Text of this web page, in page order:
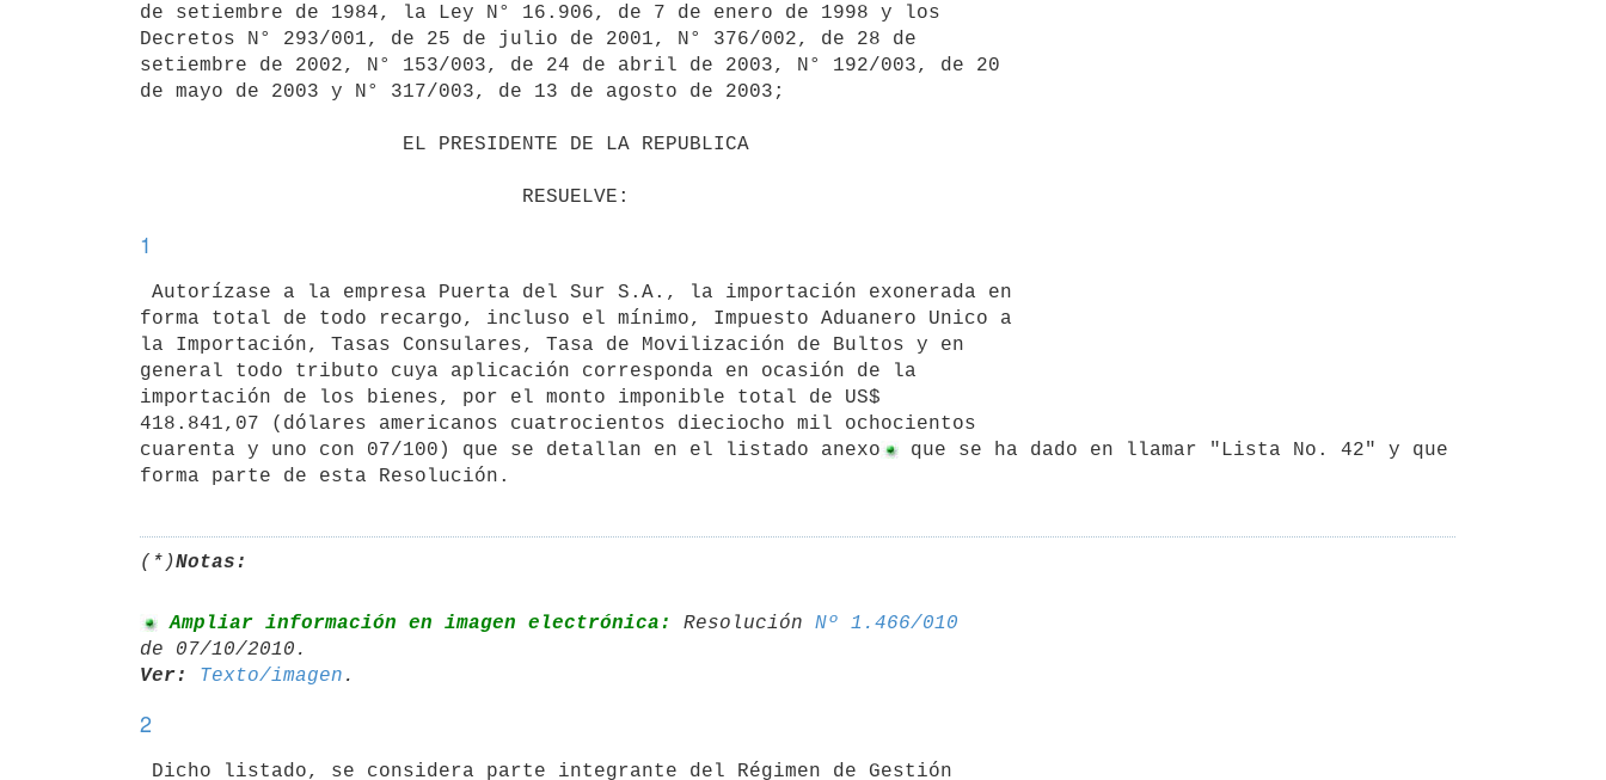
de setiembre de 1984, la Ley N° 16.906, de 7 de enero de 1998 y los
Decretos N° 293/001, de 25 de julio de 2001, N° 376/002, de 28 de
setiembre de 2002, N° 153/003, de 24 de abril de 2003, N° 192/003, de 20
de mayo de 2003 y N° 317/003, de 13 de agosto de 2003;
1
forma total de todo recargo, incluso el mínimo, Impuesto Aduanero Unico a
la Importación, Tasas Consulares, Tasa de Movilización de Bultos y en
general todo tributo cuya aplicación corresponda en ocasión de la
importación de los bienes, por el monto imponible total de US$
418.841,07 (dólares americanos cuatrocientos dieciocho mil ochocientos
cuarenta y uno con 07/100) que se detallan en el listado anexo
que se ha dado en llamar "Lista No. 42" y que
forma parte de esta Resolución.
(*)Notas:
Ampliar información en imagen electrónica: Resolución Nº 1.466/010
Ver:
Texto/imagen
2